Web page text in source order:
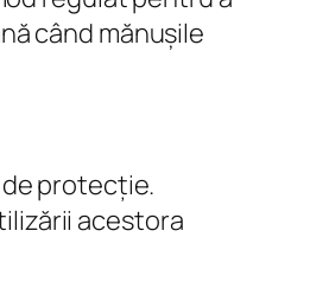
când mănușile
protecție.
acestora